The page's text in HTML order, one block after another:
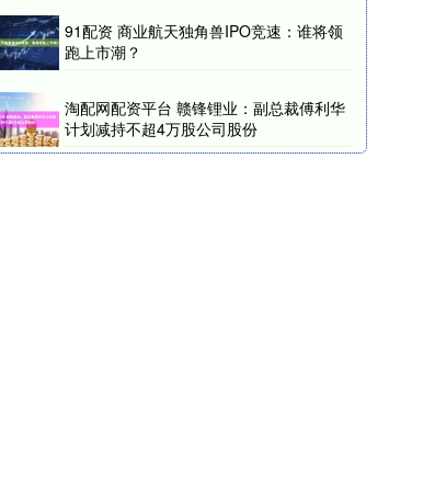
91配资 商业航天独角兽IPO竞速：谁将领
跑上市潮？
淘配网配资平台 赣锋锂业：副总裁傅利华
计划减持不超4万股公司股份